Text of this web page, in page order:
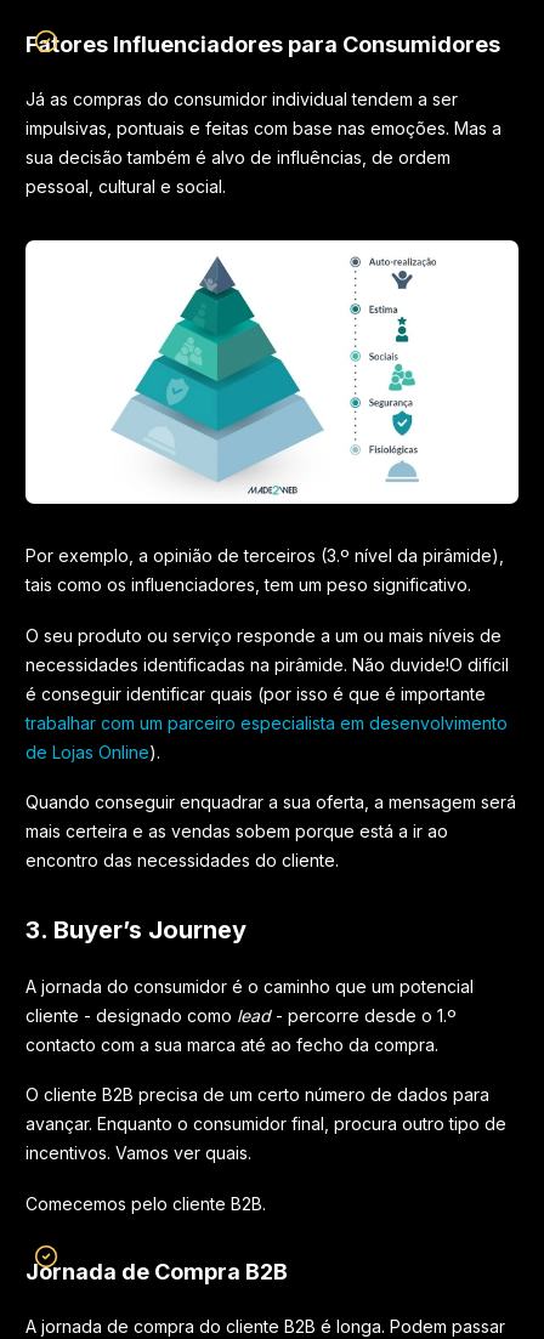
Fatores Influenciadores para Consumidores
Já as compras do consumidor individual tendem a ser
impulsivas, pontuais e feitas com base nas emoções. Mas a
sua decisão também é alvo de influências, de ordem
pessoal, cultural e social.
Por exemplo, a opinião de terceiros (3.º nível da pirâmide),
tais como os influenciadores, tem um peso significativo.
O seu produto ou serviço responde a um ou mais níveis de
necessidades identificadas na pirâmide. Não duvide!O difícil
é conseguir identificar quais (por isso é que é importante
trabalhar com um parceiro especialista em desenvolvimento
de Lojas Online).
Quando conseguir enquadrar a sua oferta, a mensagem será
mais certeira e as vendas sobem porque está a ir ao
encontro das necessidades do cliente.
3. Buyer’s Journey
A jornada do consumidor é o caminho que um potencial
cliente - designado como lead- percorre desde o 1.º
contacto com a sua marca até ao fecho da compra.
O cliente B2B precisa de um certo número de dados para
avançar. Enquanto o consumidor final, procura outro tipo de
incentivos. Vamos ver quais.
Comecemos pelo cliente B2B.
Jornada de Compra B2B
A jornada de compra do cliente B2B é longa. Podem passar